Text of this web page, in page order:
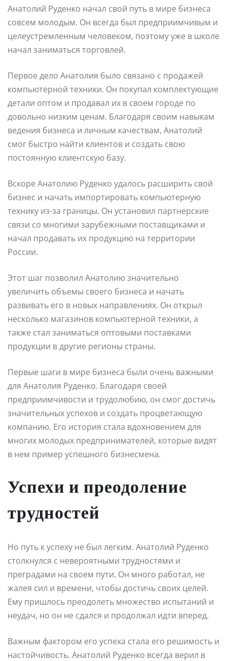
Анатолий Руденко начал свой путь в мире бизнеса
совсем молодым. Он всегда был предприимчивым и
целеустремленным человеком, поэтому уже в школе
начал заниматься торговлей.
Первое дело Анатолия было связано с продажей
компьютерной техники. Он покупал комплектующие
детали оптом и продавал их в своем городе по
довольно низким ценам. Благодаря своим навыкам
ведения бизнеса и личным качествам, Анатолий
смог быстро найти клиентов и создать свою
постоянную клиентскую базу.
Вскоре Анатолию Руденко удалось расширить свой
бизнес и начать импортировать компьютерную
технику из-за границы. Он установил партнерские
связи со многими зарубежными поставщиками и
начал продавать их продукцию на территории
России.
Этот шаг позволил Анатолию значительно
увеличить объемы своего бизнеса и начать
развивать его в новых направлениях. Он открыл
несколько магазинов компьютерной техники, а
также стал заниматься оптовыми поставками
продукции в другие регионы страны.
Первые шаги в мире бизнеса были очень важными
для Анатолия Руденко. Благодаря своей
предприимчивости и трудолюбию, он смог достичь
значительных успехов и создать процветающую
компанию. Его история стала вдохновением для
многих молодых предпринимателей, которые видят
в нем пример успешного бизнесмена.
Успехи и преодоление
трудностей
Но путь к успеху не был легким. Анатолий Руденко
столкнулся с невероятными трудностями и
преградами на своем пути. Он много работал, не
жалея сил и времени, чтобы достичь своих целей.
Ему пришлось преодолеть множество испытаний и
неудач, но он не сдался и продолжал идти вперед.
Важным фактором его успеха стала его решимость и
настойчивость. Анатолий Руденко всегда верил в